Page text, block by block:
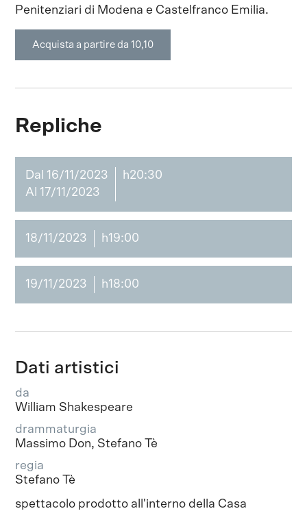
Penitenziari di Modena e Castelfranco Emilia.
Acquista a partire da 10,10
Repliche
Dal 16/11/2023
Al 17/11/2023
h20:30
18/11/2023 h19:00
19/11/2023 h18:00
Dati artistici
da
William Shakespeare
drammaturgia
Massimo Don, Stefano Tè
regia
Stefano Tè
spettacolo prodotto all'interno della Casa